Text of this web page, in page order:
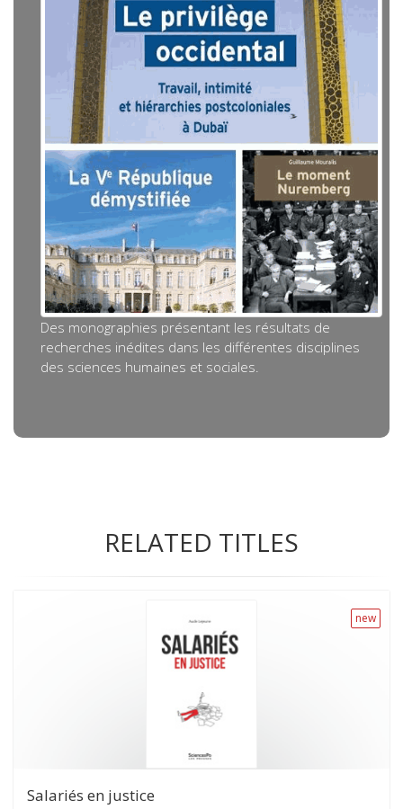
Des monographies présentant les résultats de
recherches inédites dans les différentes disciplines
des sciences humaines et sociales.
RELATED TITLES
new
Salariés en justice